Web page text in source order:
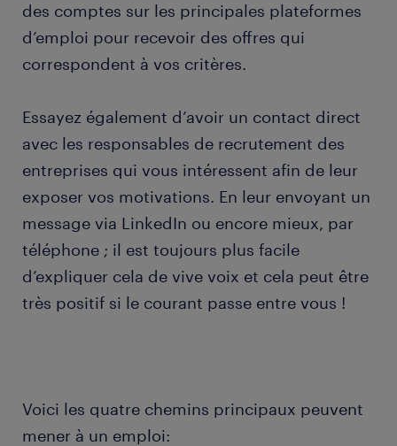
des comptes sur les principales plateformes
d’emploi pour recevoir des offres qui
correspondent à vos critères.
Essayez également d’avoir un contact direct
avec les responsables de recrutement des
entreprises qui vous intéressent afin de leur
exposer vos motivations. En leur envoyant un
message via LinkedIn ou encore mieux, par
téléphone ; il est toujours plus facile
d’expliquer cela de vive voix et cela peut être
très positif si le courant passe entre vous !
Voici les quatre chemins principaux peuvent
mener à un emploi: